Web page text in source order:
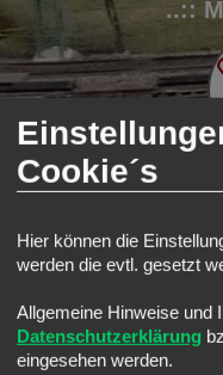
..::
FAQ
Modellbahnforum Forum
Aktive Themen
Zur erweiterten Suche
Die Suche
Cookie´s
Hier können die
werden die evtl. gesetzt
Allgemeine Hinweise und
Datenschutzerklärung
eingesehen werden.